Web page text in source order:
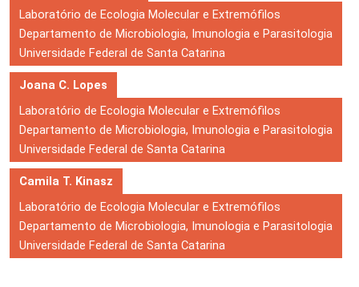
Laboratório de Ecologia Molecular e Extremófilos
Departamento de Microbiologia, Imunologia e Parasitologia
Universidade Federal de Santa Catarina
Joana C. Lopes
Laboratório de Ecologia Molecular e Extremófilos
Departamento de Microbiologia, Imunologia e Parasitologia
Universidade Federal de Santa Catarina
Camila T. Kinasz
Laboratório de Ecologia Molecular e Extremófilos
Departamento de Microbiologia, Imunologia e Parasitologia
Universidade Federal de Santa Catarina